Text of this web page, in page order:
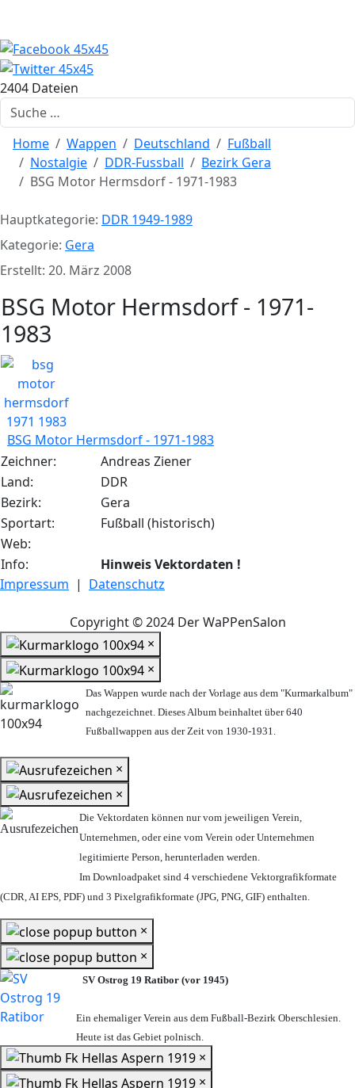
2404 Dateien
Suchen
Home Wappen Deutschland
Fußball
Nostalgie
DDR-Fussball
Bezirk Gera
BSG Motor Hermsdorf - 1971-1983
Hauptkategorie: DDR 1949-1989
Kategorie: Gera
Erstellt: 20. März 2008
BSG Motor Hermsdorf - 1971-
1983
BSG Motor Hermsdorf - 1971-1983
Zeichner:
Andreas Ziener
Land:
DDR
Bezirk:
Gera
Sportart:
Fußball (historisch)
Web:
Info:
Hinweis Vektordaten !
Impressum | Datenschutz
Copyright © 2024 Der WaPPenSalon
×
×
Das Wappen wurde nach der Vorlage aus dem "Kurmarkalbum"
nachgezeichnet. Dieses Album beinhaltet über 640
Fußballwappen aus der Zeit von 1930-1931.
×
×
Die Vektordaten können nur vom jeweiligen Verein,
Unternehmen, oder eine vom Verein oder Unternehmen
legitimierte Person, herunterladen werden.
Im Downloadpaket sind 4 verschiedene Vektorgrafikformate
(CDR, AI EPS, PDF) und 3 Pixelgrafikformate (JPG, PNG, GIF) enthalten.
×
×
SV Ostrog 19 Ratibor (vor 1945)
Ein ehemaliger Verein aus dem Fußball-Bezirk Oberschlesien.
Heute ist das Gebiet polnisch.
×
×